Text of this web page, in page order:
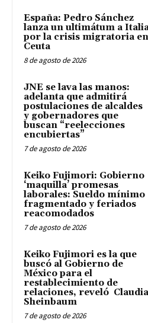
España: Pedro Sánchez
lanza un ultimátum a
por la crisis migratoria en
Ceuta
8 de agosto de 2026
JNE se lava las manos:
adelanta que admitirá
postulaciones de alcaldes
y gobernadores que
buscan “reelecciones
encubiertas”
7 de agosto de 2026
Keiko Fujimori: Gobierno
‘maquilla’ promesas
laborales: Sueldo mínimo
fragmentado y feriados
reacomodados
7 de agosto de 2026
Keiko Fujimori es la que
buscó al Gobierno de
México para el
restablecimiento de
relaciones, reveló Claudia
Sheinbaum
7 de agosto de 2026